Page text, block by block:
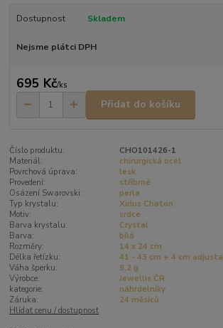
Dostupnost Skladem
Nejsme plátci DPH
695 Kč/ks
Přidat do košíku
Číslo produktu:
CHO101426-1
Materiál:
chirurgická ocel
Povrchová úprava:
lesk
Provedení:
stříbrné
Osázení Swarovski:
perla
Typ krystalu:
Xirius Chaton
Motiv:
srdce
Barva krystalu:
Crystal
Barva:
bílá
Rozměry:
14 x 24 cm
Délka řetízku:
41 - 43 cm + 4 cm adjusta
Váha šperku:
9,2 g
Výrobce:
Jewellis ČR
kategorie:
náhrdelníky
Záruka:
24 měsíců
Hlídat cenu / dostupnost